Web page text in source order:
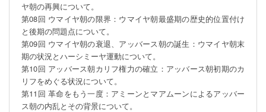
ヤ朝の再興について。
第08回 ウマイヤ朝の限界：ウマイヤ朝最盛期の歴史的位置付け
と後期の問題点について。
第09回 ウマイヤ朝の衰退、アッバース朝の誕生：ウマイヤ朝末
期の状況とハーシミーヤ運動について。
第10回 アッバース朝カリフ権力の確立：アッバース朝初期のカ
リフをめぐる状況について。
第11回 革命をもう一度：アミーンとマアムーンによるアッバー
ス朝の内乱とその背景について。